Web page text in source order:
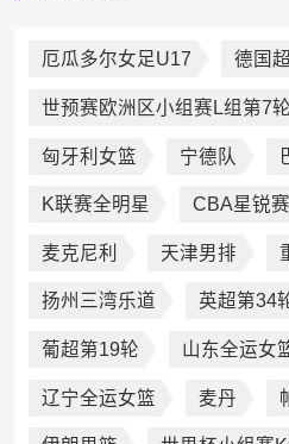
厄瓜多尔女足U17 德国
世预赛欧洲区小组赛L组第7轮
匈牙利女篮 宁德队
K联赛全明星 CBA星锐
麦克尼利 天津男排
扬州三湾乐道 英超第34
葡超第19轮 山东全运女
辽宁全运女篮 麦丹